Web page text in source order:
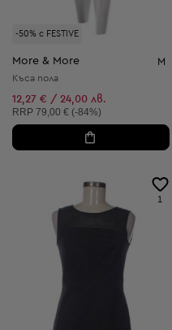
-50% с FESTIVE
More & More M
Къса пола
12,27 € / 24,00 лв.
Препоръчителна цена:
RRP 79,00 € (-84%)
1